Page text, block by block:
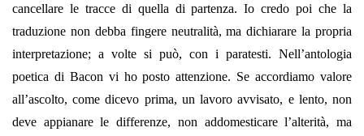
cancellare le tracce di quella di partenza. Io credo poi che la
traduzione non debba fingere neutralità, ma dichiarare la propria
interpretazione; a volte si può, con i paratesti. Nell’antologia
poetica di Bacon vi ho posto attenzione. Se accordiamo valore
all’ascolto, come dicevo prima, un lavoro avvisato, e lento, non
deve appianare le differenze, non addomesticare l’alterità, ma